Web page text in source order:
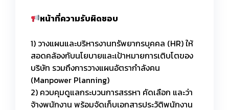
หน้าที่ความรับผิดชอบ
1) วางแผนและบริหารงานทรัพยากรบุคคล (HR) ให้
สอดคล้องกับนโยบายและเป้าหมายการเติบโตของ
บริษัท รวมถึงการวางแผนอัตรากำลังคน
(Manpower Planning)
2) ควบคุมดูแลกระบวนการสรรหา คัดเลือก และว่า
จ้างพนักงาน พร้อมจัดเก็บเอกสารประวัติพนักงาน